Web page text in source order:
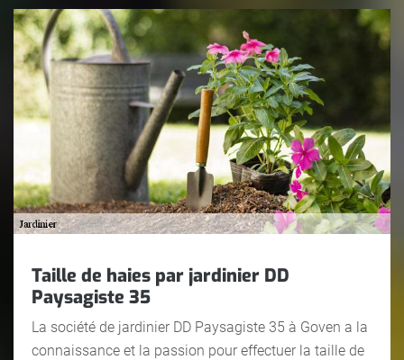
Taille de haies par jardinier DD
Paysagiste 35
La société de jardinier DD Paysagiste 35 à Goven a la
connaissance et la passion pour effectuer la taille de